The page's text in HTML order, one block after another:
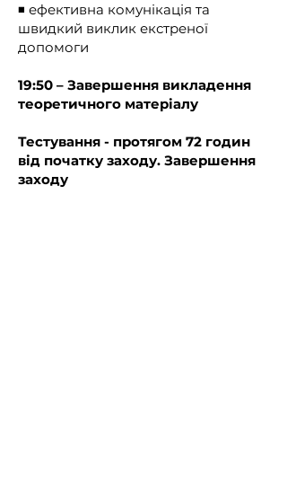
Первинна медична допомога – це
медична допомога, що передбачає
надання консультації, проведення
поширених хвороб, травм, отруєнь,
патологічних, фізіологічних (під час
вагітності) станів, здійснення
профілактичних заходів;
направлення відповідно до
медичних показань пацієнта, який
◾️ ефективна комунікація та
швидкий виклик екстреної
допомоги
19:50 – Завершення викладення
теоретичного матеріалу
Тестування - протягом 72 годин
від початку заходу. Завершення
заходу